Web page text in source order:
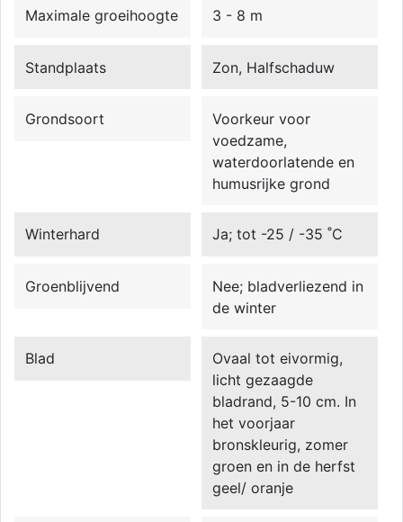
Maximale groeihoogte 3 - 8 m
Standplaats Zon, Halfschaduw
Grondsoort
Voorkeur voor
voedzame,
waterdoorlatende en
humusrijke grond
Winterhard Ja; tot -25 / -35 ˚C
Groenblijvend
Nee; bladverliezend in
de winter
Blad
Ovaal tot eivormig,
licht gezaagde
bladrand, 5-10 cm. In
het voorjaar
bronskleurig, zomer
groen en in de herfst
geel/ oranje